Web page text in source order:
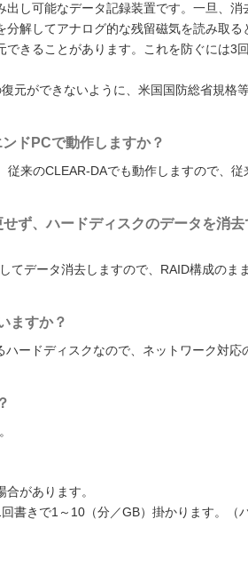
し可能なデータ記録装置です。一旦、消
解してアナログ的な残留磁気を読み取る
きることがあります。これを防ぐには3回
元ができないように、米国国防総省規格
ドPCで動作しますか？
来のCLEAR-DAでも動作しますので、従
ず、ハードディスクのデータを消去
てデータ消去しますので、RAID構成のまま
ますか？
ードディスクなので、ネットワーク対応
があります。
書きで1～10（分／GB）掛かります。（